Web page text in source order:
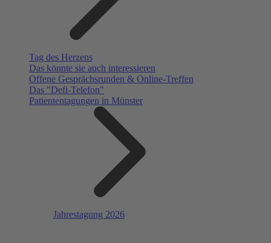
Tag des Herzens
Das könnte sie auch interessieren
Offene Gesprächsrunden & Online-Treffen
Das "Defi-Telefon"
Patiententagungen in Münster
Jahrestagung 2026